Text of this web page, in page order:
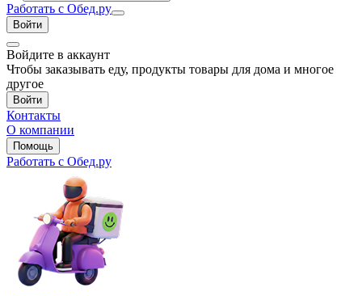
Работать с Обед.ру
Войти
Войдите в аккаунт
Чтобы заказывать еду, продукты товары для дома и многое
другое
Войти
Контакты
О компании
Помощь
Работать с Обед.ру